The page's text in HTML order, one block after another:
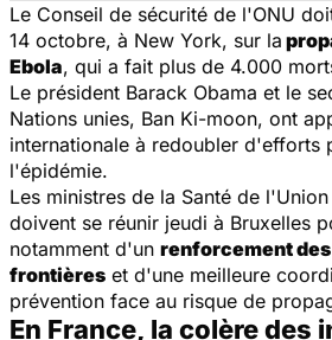
Le Conseil de sécurité de l'ONU
14 octobre, à New York, sur la
Ebola, qui a fait plus de 4.000
Le président Barack Obama et le
Nations unies, Ban Ki-moon, ont
internationale à redoubler d'efforts
l'épidémie.
Les ministres de la Santé de
doivent se réunir jeudi à Bruxelles
notamment d'un renforcement
frontières et d'une meilleure
prévention face au risque de
En France, la colère des